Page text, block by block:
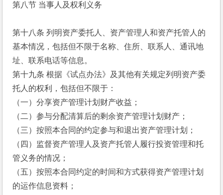
第八节 当事人及权利义务
第十八条 列明资产委托人、资产管理人和资产托管人的
基本情况，包括但不限于名称、住所、联系人、通讯地
址、联系电话等信息。
第十九条 根据《试点办法》及其他有关规定列明资产委
托人的权利，包括但不限于：
（一）分享资产管理计划财产收益；
（二）参与分配清算后的剩余资产管理计划财产；
（三）按照本合同的约定参与和退出资产管理计划；
（四）监督资产管理人及资产托管人履行投资管理和托
管义务的情况；
（五）按照本合同约定的时间和方式获得资产管理计划
的运作信息资料；